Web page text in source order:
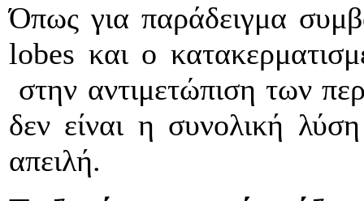
Όπως για παράδειγμα
lobes και ο
στην αντιμετώπιση των
δεν είναι η συνολική
απειλή.